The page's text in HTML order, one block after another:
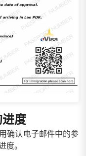
度
确认电子邮件中的参
。